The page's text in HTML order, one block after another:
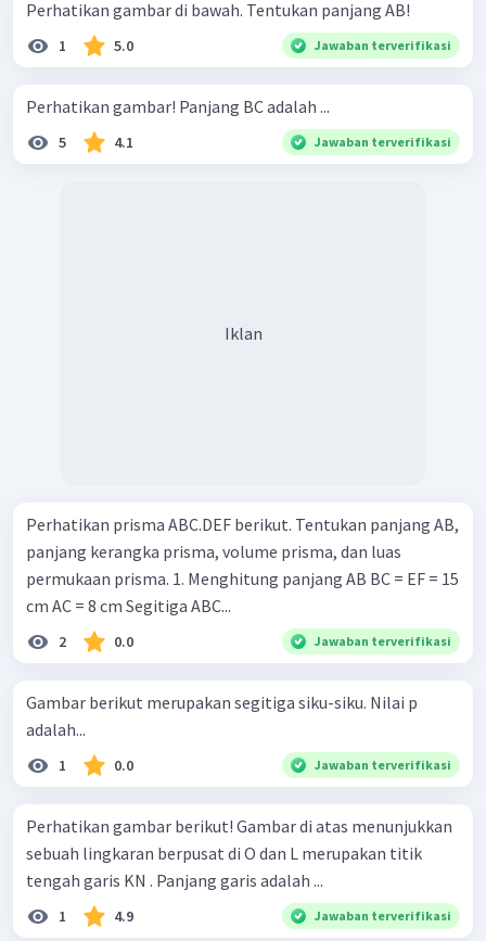
Perhatikan gambar di bawah. Tentukan panjang AB!
1 5.0 Jawaban terverifikasi
Perhatikan gambar! Panjang BC adalah ...
5 4.1 Jawaban terverifikasi
Iklan
Perhatikan prisma ABC.DEF berikut. Tentukan panjang AB,
panjang kerangka prisma, volume prisma, dan luas
permukaan prisma. 1. Menghitung panjang AB BC = EF = 15
cm AC = 8 cm Segitiga ABC...
2 0.0 Jawaban terverifikasi
Gambar berikut merupakan segitiga siku-siku. Nilai p
adalah...
1 0.0 Jawaban terverifikasi
Perhatikan gambar berikut! Gambar di atas menunjukkan
sebuah lingkaran berpusat di O dan L merupakan titik
tengah garis KN . Panjang garis adalah ...
1 4.9 Jawaban terverifikasi